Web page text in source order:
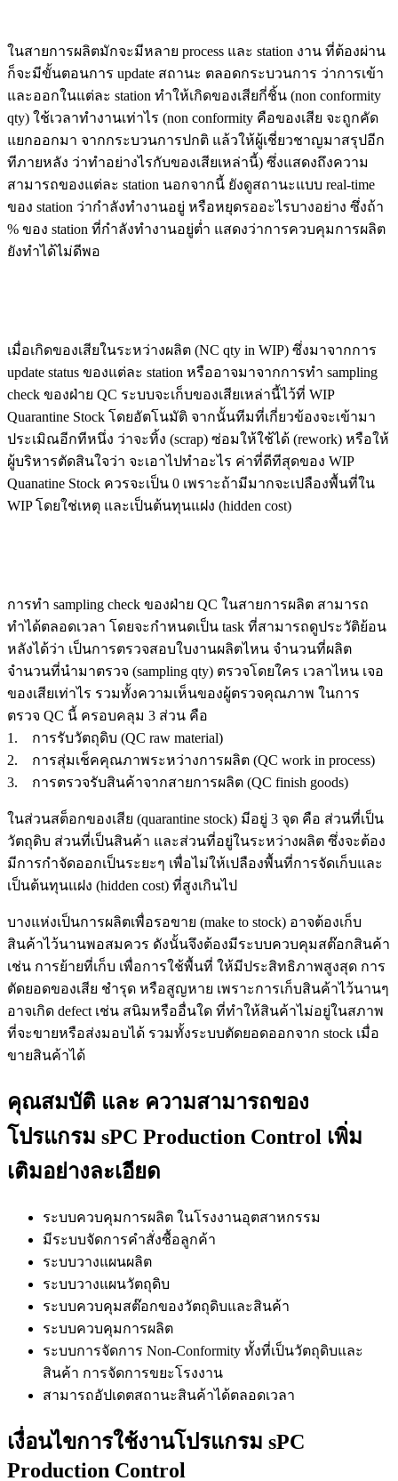
ในสายการผลิตมักจะมีหลาย process และ station งาน ที่ต้องผ่าน
ก็จะมีขั้นตอนการ update สถานะ ตลอดกระบวนการ ว่าการเข้า
และออกในแต่ละ station ทำให้เกิดของเสียกี่ชิ้น (non conformity
qty) ใช้เวลาทำงานเท่าไร (non conformity คือของเสีย จะถูกคัด
แยกออกมา จากกระบวนการปกติ แล้วให้ผู้เชี่ยวชาญมาสรุปอีก
ทีภายหลัง ว่าทำอย่างไรกับของเสียเหล่านี้) ซึ่งแสดงถึงความ
สามารถของแต่ละ station นอกจากนี้ ยังดูสถานะแบบ real-time
ของ station ว่ากำลังทำงานอยู่ หรือหยุดรออะไรบางอย่าง ซึ่งถ้า
% ของ station ที่กำลังทำงานอยู่ต่ำ แสดงว่าการควบคุมการผลิต
ยังทำได้ไม่ดีพอ
เมื่อเกิดของเสียในระหว่างผลิต (NC qty in WIP) ซึ่งมาจากการ
update status ของแต่ละ station หรืออาจมาจากการทำ sampling
check ของฝ่าย QC ระบบจะเก็บของเสียเหล่านี้ไว้ที่ WIP
Quarantine Stock โดยอัตโนมัติ จากนั้นทีมที่เกี่ยวข้องจะเข้ามา
ประเมิณอีกทีหนึ่ง ว่าจะทิ้ง (scrap) ซ่อมให้ใช้ได้ (rework) หรือให้
ผู้บริหารตัดสินใจว่า จะเอาไปทำอะไร ค่าที่ดีทีสุดของ WIP
Quanatine Stock ควรจะเป็น 0 เพราะถ้ามีมากจะเปลืองพื้นที่ใน
WIP โดยใช่เหตุ และเป็นต้นทุนแฝง (hidden cost)
การทำ sampling check ของฝ่าย QC ในสายการผลิต สามารถ
ทำได้ตลอดเวลา โดยจะกำหนดเป็น task ที่สามารถดูประวัติย้อน
หลังได้ว่า เป็นการตรวจสอบใบงานผลิตไหน จำนวนที่ผลิต
จำนวนที่นำมาตรวจ (sampling qty) ตรวจโดยใคร เวลาไหน เจอ
ของเสียเท่าไร รวมทั้งความเห็นของผู้ตรวจคุณภาพ ในการ
ตรวจ QC นี้ ครอบคลุม 3 ส่วน คือ
1. การรับวัตถุดิบ (QC raw material)
2. การสุ่มเช็คคุณภาพระหว่างการผลิต (QC work in process)
3. การตรวจรับสินค้าจากสายการผลิต (QC finish goods)
ในส่วนสต็อกของเสีย (quarantine stock) มีอยู่ 3 จุด คือ ส่วนที่เป็น
วัตถุดิบ ส่วนที่เป็นสินค้า และส่วนที่อยู่ในระหว่างผลิต ซึ่งจะต้อง
มีการกำจัดออกเป็นระยะๆ เพื่อไม่ให้เปลืองพื้นที่การจัดเก็บและ
เป็นต้นทุนแฝง (hidden cost) ที่สูงเกินไป
บางแห่งเป็นการผลิตเพื่อรอขาย (make to stock) อาจต้องเก็บ
สินค้าไว้นานพอสมควร ดังนั้นจึงต้องมีระบบควบคุมสต๊อกสินค้า
เช่น การย้ายที่เก็บ เพื่อการใช้พื้นที่ ให้มีประสิทธิภาพสูงสุด การ
ตัดยอดของเสีย ชำรุด หรือสูญหาย เพราะการเก็บสินค้าไว้นานๆ
อาจเกิด defect เช่น สนิมหรืออื่นใด ที่ทำให้สินค้าไม่อยู่ในสภาพ
ที่จะขายหรือส่งมอบได้ รวมทั้งระบบตัดยอดออกจาก stock เมื่อ
ขายสินค้าได้
คุณสมบัติ และ ความสามารถของ
โปรแกรม sPC Production Control เพิ่ม
เติมอย่างละเอียด
ระบบควบคุมการผลิต ในโรงงานอุตสาหกรรม
มีระบบจัดการคำสั่งซื้อลูกค้า
ระบบวางแผนผลิต
ระบบวางแผนวัตถุดิบ
ระบบควบคุมสต๊อกของวัตถุดิบและสินค้า
ระบบควบคุมการผลิต
ระบบการจัดการ Non-Conformity ทั้งที่เป็นวัตถุดิบและ
สินค้า การจัดการขยะโรงงาน
สามารถอัปเดตสถานะสินค้าได้ตลอดเวลา
เงื่อนไขการใช้งานโปรแกรม sPC
Production Control